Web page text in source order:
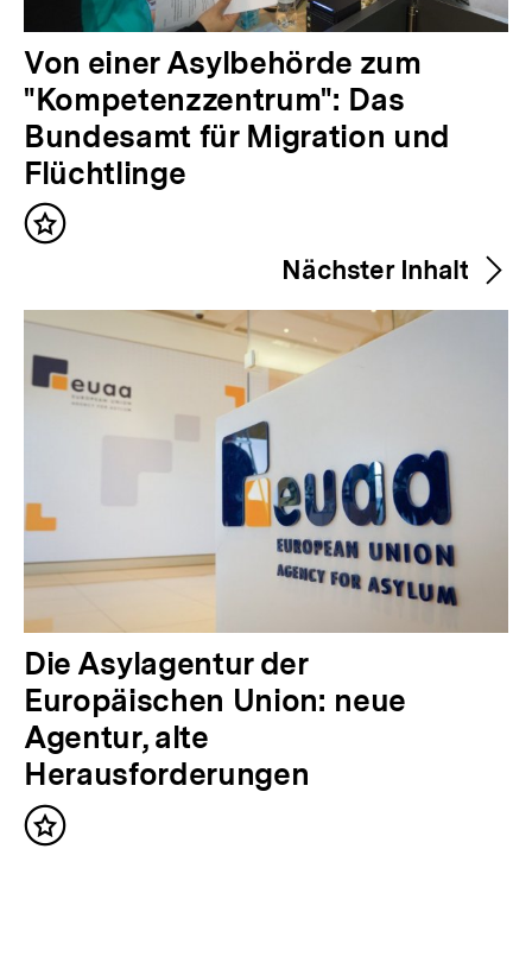
V
o
r
h
e
r
g
e
r
h
a
l
t
:
Von einer Asylbehörde zum
"Kompetenzzentrum": Das
Bundesamt für Migration und
Flüchtlinge
Inhalt
Nächster Inhalt
N
ä
c
h
s
t
Die Asylagentur der
Europäischen Union: neue
Agentur, alte
Herausforderungen
Inhalt